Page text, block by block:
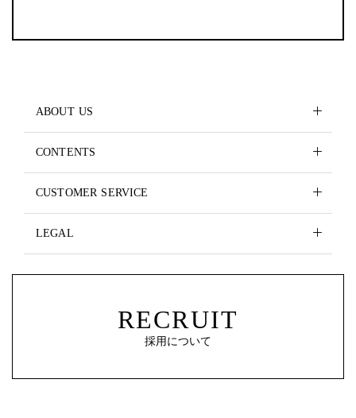
ABOUT US
CONTENTS
CUSTOMER SERVICE
LEGAL
RECRUIT
採用について